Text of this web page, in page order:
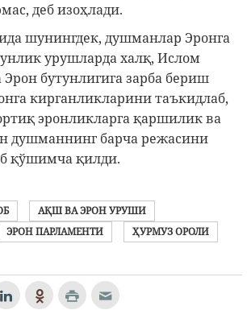
деб изоҳлади.
шунингдек, душманлар Эронга
урушларда халқ, Ислом
бутунлигига зарба бериш
кирганликларини таъкидлаб,
эронликларга қаршилик ва
душманнинг барча режасини
қўшимча қилди.
АҚШ ВА ЭРОН УРУШИ
ЭРОН ПАРЛАМЕНТИ ҲУРМУЗ ОРОЛИ